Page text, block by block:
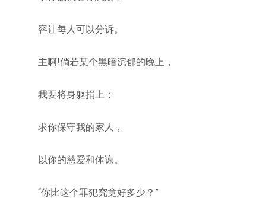
容让每人可以分诉。
主啊!倘若某个黑暗沉郁的晚上，
我要将身躯捐上；
求你保守我的家人，
以你的慈爱和体谅。
“你比这个罪犯究竟好多少？”